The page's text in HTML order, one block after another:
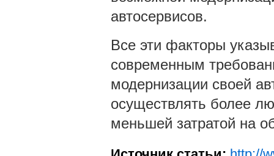
автосервисов.
Все эти факторы
современным
модернизации своей
осуществлять более
меньшей затратой на